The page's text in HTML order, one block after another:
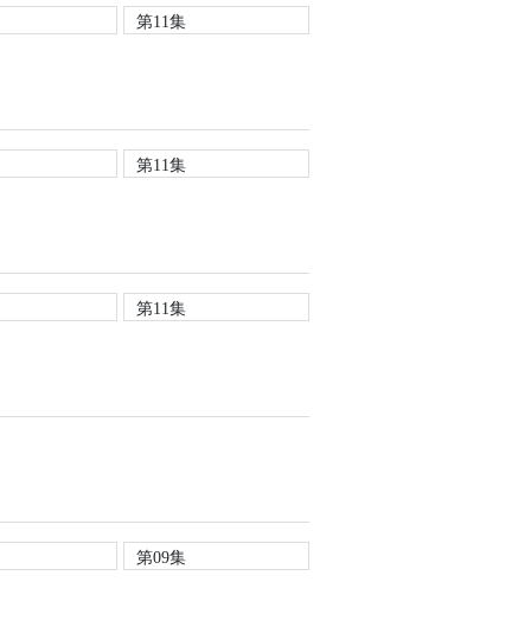
第11集
第11集
第11集
第09集